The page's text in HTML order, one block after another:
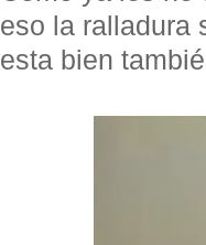
eso la ralladura
esta bien